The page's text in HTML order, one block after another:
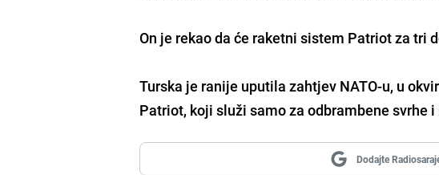
On je rekao da će raketni sistem Patriot za tri
Turska je ranije uputila zahtjev NATO-u, u
Patriot, koji služi samo za odbrambene
Dodajte